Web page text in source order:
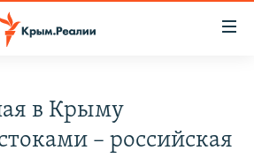
в Крыму
– российская